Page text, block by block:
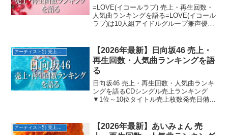
=LOVE(イコールラブ) 売上・再生回数・
人気曲ランキングを語る=LOVE(イコール
ラブ)は10人組アイドルグループ兼声優ユ
9月にCDデビュー。現メン...
アーティスト別 売上・再生回数ランキング
【2026年最新】日向坂46 売上・
再生回数・人気曲ランキングを語
る
日向坂46 売上・再生回数・人気曲ランキ
ングを語るCDシングル売上ランキング
▼1位～10位タイトル売上枚数発売日備考
2019/3/271st3位こんなに好きになっち
ゃ...
【2026年最新】あいみょん 売